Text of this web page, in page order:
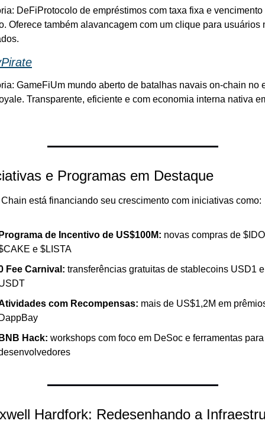
DeFiProtocolo de empréstimos com taxa fixa e vencimento
Oferece também alavancagem com um clique para usuários
GameFiUm mundo aberto de batalhas navais on-chain no
Transparente, eficiente e com economia interna nativa
e Programas em Destaque
está financiando seu crescimento com iniciativas como:
de Incentivo de US$100M: novas compras de
e $LISTA
Fee Carnival: transferências gratuitas de stablecoins USD1 e
com Recompensas: mais de US$1,2M em
Hack: workshops com foco em DeSoc e ferramentas para
Hardfork: Redesenhando a